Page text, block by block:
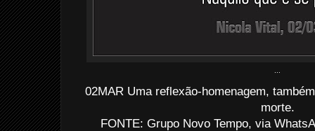
02MAR Uma reflexão-homenagem,
morte.
FONTE: Grupo Novo Tempo, via